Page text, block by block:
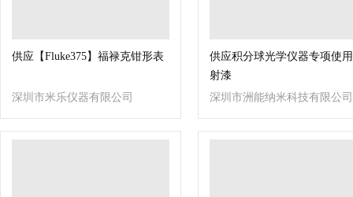
供应【Fluke375】福禄克钳形表
深圳市米乐仪器有限公司
供应积分球光学仪器专项使
射漆
深圳市洲能纳米科技有限公司